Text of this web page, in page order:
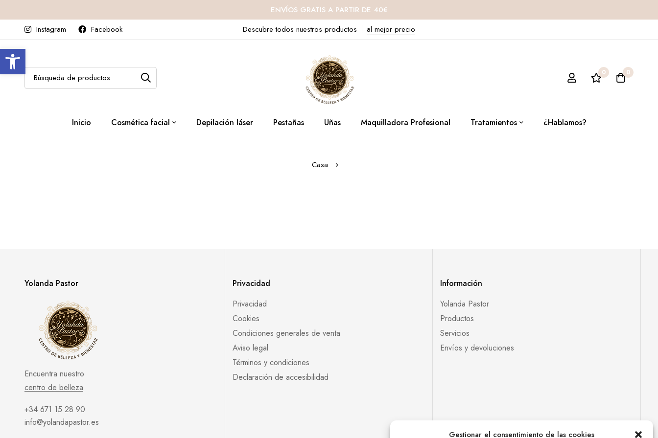
Abrir barra de herramientas
Gestionar el consentimiento de las cookies
ENVÍOS GRATIS A PARTIR DE 40€
Instagram
Facebook Descubre todos nuestros productos al mejor precio
0 0
Inicio Cosmética facial Depilación láser Pestañas Uñas Maquilladora Profesional Tratamientos ¿Hablamos?
Casa
Yolanda Pastor
Encuentra nuestro
centro de belleza
+34 671 15 28 90
info@yolandapastor.es
Privacidad
Privacidad
Cookies
Condiciones generales de venta
Aviso legal
Términos y condiciones
Declaración de accesibilidad
Información
Yolanda Pastor
Productos
Servicios
Envíos y devoluciones